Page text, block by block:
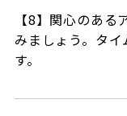
【8】関心のあ
みましょう。タ
す。